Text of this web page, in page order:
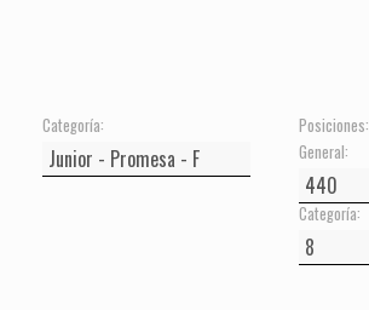
Categoría:
Posiciones:
General:
Categoría: